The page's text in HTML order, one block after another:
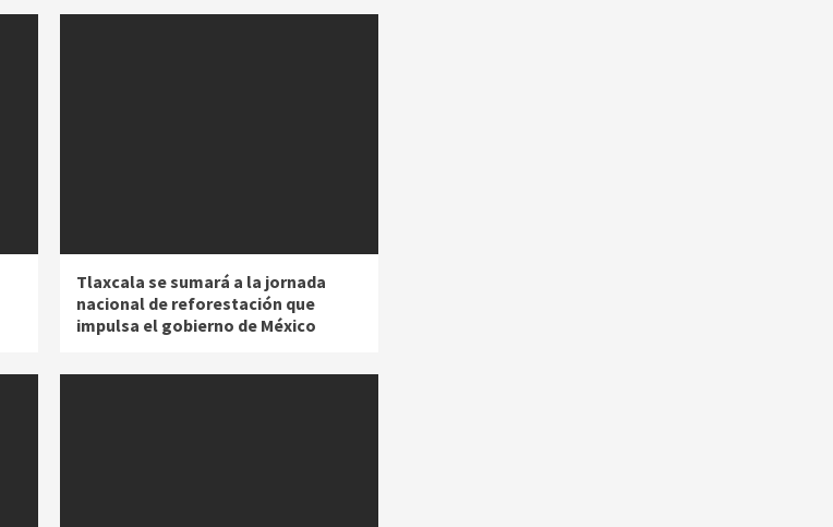
Tlaxcala se sumará a la jornada
nacional de reforestación que
impulsa el gobierno de México